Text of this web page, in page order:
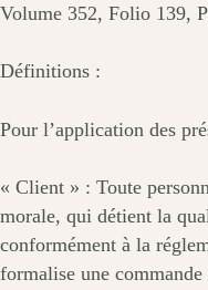
Volume 352, Folio 139,
Définitions :
Pour l’application des
« Client » : Toute
morale, qui détient la
conformément à la
formalise une